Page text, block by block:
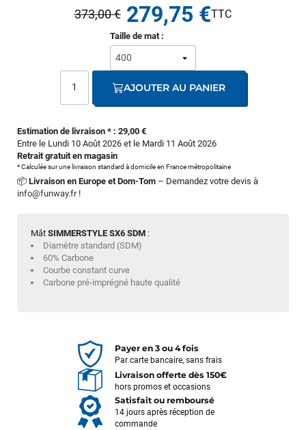
Mât SIMMERSTYLE SX6 SDM :
Diamètre standard (SDM)
60% Carbone
Courbe constant curve
Carbone pré-imprégné haute qualité
Estimation de livraison * : 29,00 €
Entre le Lundi 10 Août 2026 et le Mardi 11 Août 2026
Retrait gratuit en magasin
* Calculée sur une livraison standard à domicile en France métropolitaine
📦 Livraison en Europe et Dom-Tom – Demandez votre devis à
info@funway.fr!
Taille de mat :
373,00 € 279,75 €
AJOUTER AU PANIER
Payer en 3 ou 4 fois
Par carte bancaire, sans frais
Livraison offerte dès 150€
hors promos et occasions
Satisfait ou remboursé
14 jours après réception de
commande